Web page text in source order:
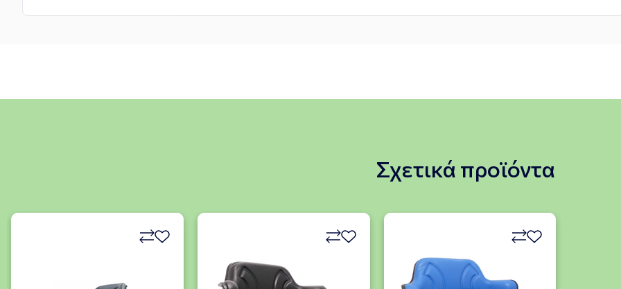
Σχετικά προϊόντα